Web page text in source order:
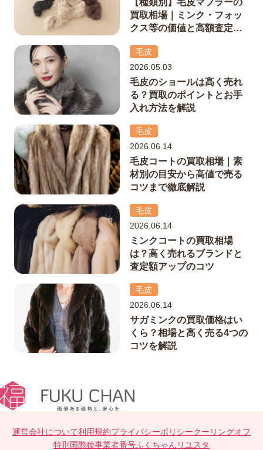
【種類別】毛皮マフラーの
買取相場｜ミンク・フォッ
クス等の価値と高額査定の
毛皮
2026.05.03
毛皮のショールは高く売れ
る？買取のポイントとお手
入れ方法を解説
毛皮
2026.06.14
毛皮コートの買取相場｜素
材別の目安から高値で売る
コツまで徹底解説
毛皮
2026.06.14
ミンクコートの買取相場
は？高く売れるブランドと
査定額アップのコツ
毛皮
2026.06.14
サガミンクの買取価格はい
くら？相場と高く売る4つの
コツを解説
運営会社について利用規約プライバシーポリシークーリングオフ
特別国際種事業者番号ふくちゃんリユスタ